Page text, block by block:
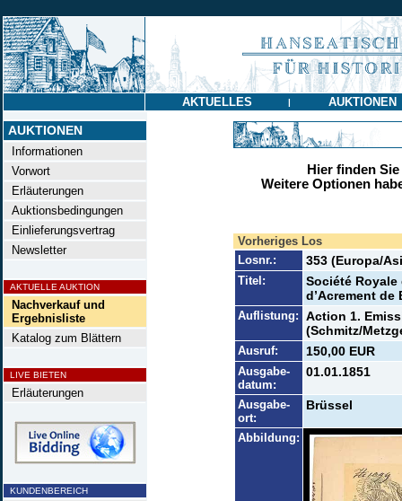
AKTUELLES | AUKTIONEN
AUKTIONEN
Informationen
Vorwort
Erläuterungen
Auktionsbedingungen
Einlieferungsvertrag
Newsletter
AKTUELLE AUKTION
Nachverkauf und
Ergebnisliste
Katalog zum Blättern
LIVE BIETEN
Erläuterungen
KUNDENBEREICH
Hier finden
Weitere Optionen
Vorheriges Los
Losnr.:
353 (Europa/
Titel:
Société
d’Acrement de
Auflistung: Action 1.
(Schmitz/
Ausruf: 150,00 EUR
Ausgabe-
datum:
01.01.1851
Ausgabe-
ort:
Brüssel
Abbildung: